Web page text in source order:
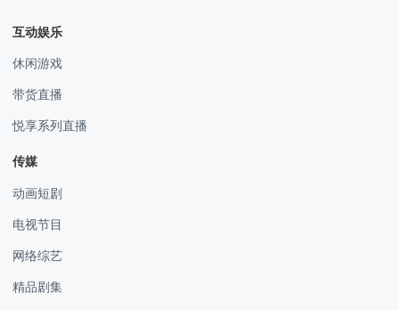
互动娱乐
休闲游戏
带货直播
悦享系列直播
传媒
动画短剧
电视节目
网络综艺
精品剧集